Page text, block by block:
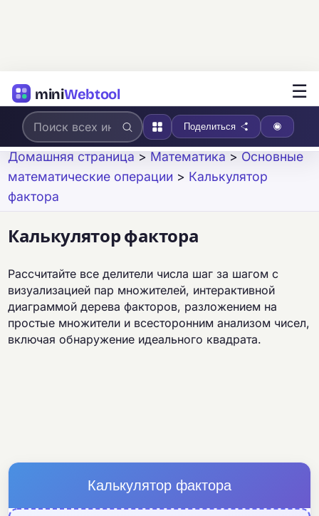
miniWebtool ☰
Поделиться
Домашняя страница > Математика > Основные
математические операции > Калькулятор
фактора
Калькулятор фактора
Рассчитайте все делители числа шаг за шагом с
визуализацией пар множителей, интерактивной
диаграммой дерева факторов, разложением на
простые множители и всесторонним анализом чисел,
включая обнаружение идеального квадрата.
Калькулятор фактора